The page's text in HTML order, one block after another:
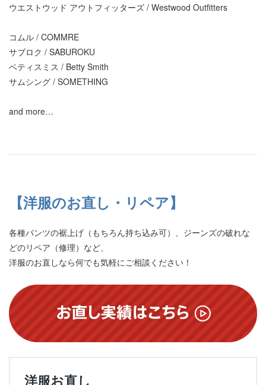
ウエストウッド アウトフィッターズ / Westwood Outfitters
コムル / COMMRE
サブロク / SABUROKU
ベティスミス / Betty Smith
サムシング / SOMETHING
and more…
【洋服のお直し・リペア】
各種パンツの裾上げ（もちろん持ち込み可）、ジーンズの破れな
どのリペア（修理）など、
洋服のお直しなら何でも気軽にご相談ください！